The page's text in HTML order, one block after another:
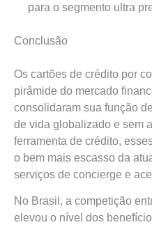
para o segmento ultra
Conclusão
Os cartões de crédito por
pirâmide do mercado
consolidaram sua função
de vida globalizado e sem
ferramenta de crédito,
o bem mais escasso da
serviços de concierge e
No Brasil, a competição
elevou o nível dos